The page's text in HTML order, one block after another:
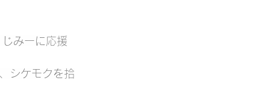
みーに応援
シケモクを拾